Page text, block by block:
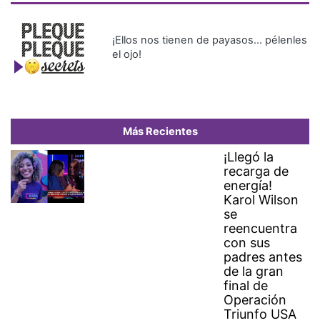
¡Ellos nos tienen de payasos… pélenles
el ojo!
Más Recientes
¡Llegó la
recarga de
energía!
Karol Wilson
se
reencuentra
con sus
padres antes
de la gran
final de
Operación
Triunfo USA